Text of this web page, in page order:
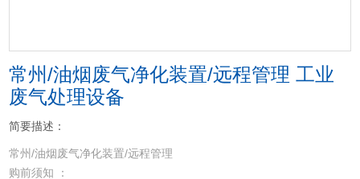
常州/油烟废气净化装置/远程管理 工业
废气处理设备
简要描述：
常州/油烟废气净化装置/远程管理
购前须知 ：